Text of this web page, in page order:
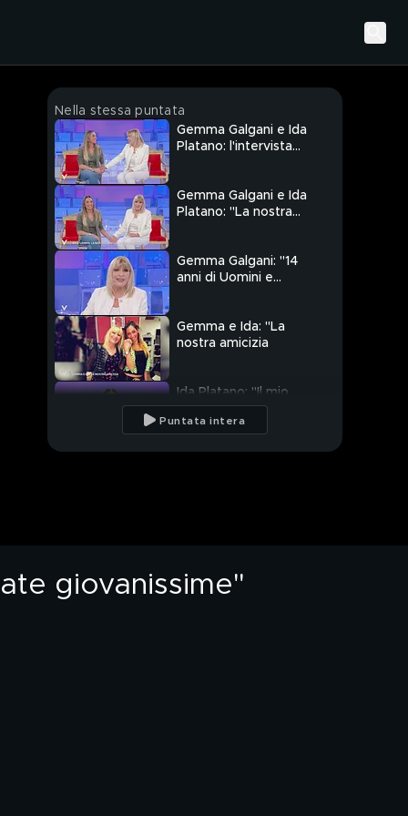
Nella stessa puntata
Gemma Galgani e Ida
Platano: l'intervista
Gemma Galgani e Ida
Platano: "La nostra
Gemma Galgani: "14
anni di Uomini e
Gemma e Ida: "La
nostra amicizia
Ida Platano: "Il mio
Uomini e Donne"
Il caffè sospeso di Ida
Puntata intera
giovanissime"